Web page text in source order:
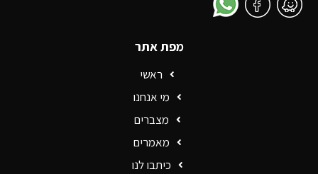
מפת אתר
ראשי
מי אנחנו
מצברים
מאמרים
כיתבו לנו